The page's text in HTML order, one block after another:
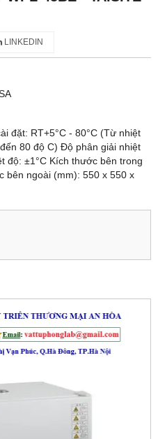
LINKEDIN
đặt: RT+5°C - 80°C (Từ nhiệt
80 độ C) Độ phân giải nhiệt
độ: ±1°C Kích thước bên trong
bên ngoài (mm): 550 x 550 x